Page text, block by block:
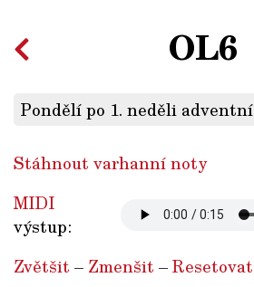
OL6
Pondělí po 1. neděli adventní
Stáhnout varhanní noty
MIDI
výstup:
Zvětšit – Zmenšit –Resetovat